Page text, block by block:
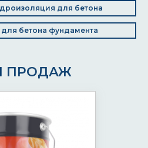
для бетона
бетона фундамента
ПРОДАЖ